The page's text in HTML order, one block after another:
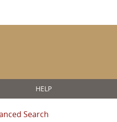
HELP
Search